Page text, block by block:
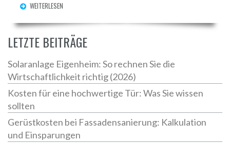
WEITERLESEN
LETZTE BEITRÄGE
Solaranlage Eigenheim: So rechnen Sie die
Wirtschaftlichkeit richtig (2026)
Kosten für eine hochwertige Tür: Was Sie wissen
sollten
Gerüstkosten bei Fassadensanierung: Kalkulation
und Einsparungen